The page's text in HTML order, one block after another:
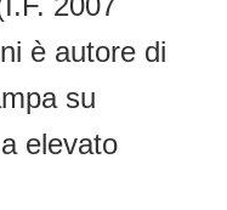
è autore di
su
elevato